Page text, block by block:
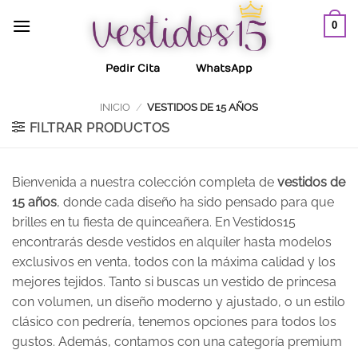
0
Pedir Cita WhatsApp
INICIO / VESTIDOS DE 15 AÑOS
FILTRAR PRODUCTOS
Bienvenida a nuestra colección completa de vestidos de
15 años, donde cada diseño ha sido pensado para que
brilles en tu fiesta de quinceañera. En Vestidos15
encontrarás desde vestidos en alquiler hasta modelos
exclusivos en venta, todos con la máxima calidad y los
mejores tejidos. Tanto si buscas un vestido de princesa
con volumen, un diseño moderno y ajustado, o un estilo
clásico con pedrería, tenemos opciones para todos los
gustos. Además, contamos con una categoría premium